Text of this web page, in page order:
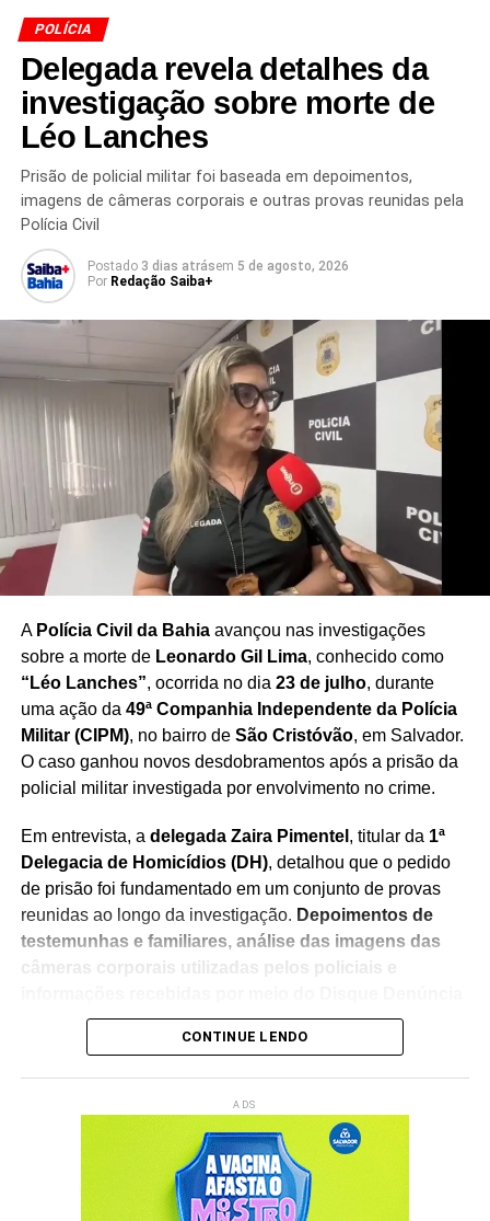
sobre um imóvel
utilizada por organizações criminosas para ampliar seu
poder de ataque.
As autoridades identificaram um dos suspeitos apontados
como responsável pela ação, que foi
julho. As investigações continuam para identificar outros
envolvidos, esclarecer a dinâmica do ataque e verificar a
participação de integrantes de organizações criminosas
na utilização da tecnologia para a prática de crimes.
O caso acende um alerta para o uso de drones em
ações criminosas, reforçando a preocupação das forças
de segurança com o emprego de equipamentos
tecnológicos por facções em disputas territoriais. A Polícia
Civil segue realizando diligências para combater a
atuação dos grupos envolvidos e reforçar a segurança na
região.
Redação Saiba+
POLÍCIA
Delegada revela detalhes da
investigação sobre morte de
Léo Lanches
Prisão de policial militar foi baseada em depoimentos,
imagens de câmeras corporais e outras provas reunidas pela
Polícia Civil
Postado 3 dias atrásem 5 de agosto, 2026
Por Redação Saiba+
A Polícia Civil da Bahiaavançou nas investigações
sobre a morte de Leonardo Gil Lima, conhecido como
“Léo Lanches”, ocorrida no dia 23 de julho, durante
uma ação da 49ª Companhia Independente da Polícia
Militar (CIPM), no bairro de São Cristóvão, em Salvador.
O caso ganhou novos desdobramentos após a prisão da
policial militar investigada por envolvimento no crime.
Em entrevista, a delegada Zaira Pimentel , titular da 1ª
Delegacia de Homicídios (DH), detalhou que o pedido
de prisão foi fundamentado em um conjunto de provas
reunidas ao longo da investigação. Depoimentos de
testemunhas e familiares, análise das imagens das
câmeras corporais utilizadas pelos policiais e
foram considerados fundamentais para a elucidação
Polícia Civil encaminhasse ao Poder Judiciário o pedido
de prisão preventiva da policial militar, que foi cumprido
na última terça-feira (4).A investigada está custodiada
no Batalhão de Choque da Polícia Militar, em Lauro de
CONTINUE LENDO
ADS